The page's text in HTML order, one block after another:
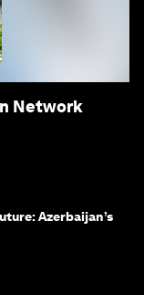
Network
Azerbaijan’s